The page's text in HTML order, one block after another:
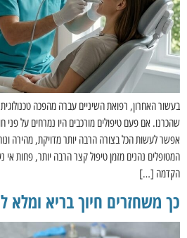
בעשור האחרון, רפואת השיניים עברה מהפכה
שהכרנו. אם פעם טיפולים מורכבים היו נמרחים על פני
אפשר לעשות הכל בצורה הרבה יותר מדויקת, מהירה
המטופלים נהנים מזמן טיפול קצר הרבה יותר, פחות אי
הקדמה […]
כך משחזרים חיוך בריא ומלא